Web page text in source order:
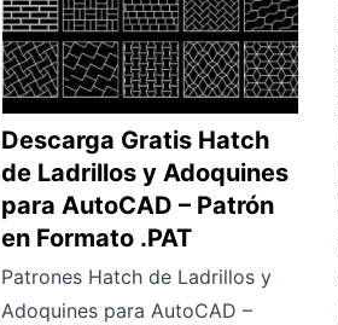
Descarga Gratis Hatch
de Ladrillos y Adoquines
para AutoCAD – Patrón
en Formato .PAT
Patrones Hatch de Ladrillos y
Adoquines para AutoCAD –